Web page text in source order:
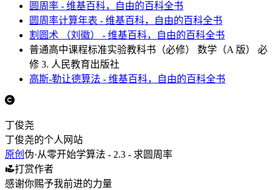
圆周率 - 维基百科，自由的百科全书
圆周率计算年表 - 维基百科，自由的百科全书
割圆术 （刘徽） - 维基百科，自由的百科全书
普通高中课程标准实验教科书（必修） 数学（A 版） 必
修 3. 人民教育出版社
高斯-勒让德算法 - 维基百科，自由的百科全书
丁俊尧
丁俊尧的个人网站
原创 伪·从零开始学算法 - 2.3 - 求圆周率
打赏作者
感谢你赐予我前进的力量